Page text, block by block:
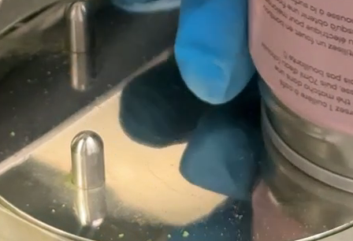
de producten ontdekken
WEER OP VOORRAAD